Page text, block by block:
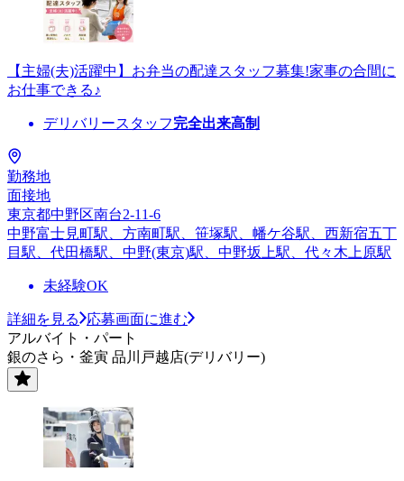
【主婦(夫)活躍中】お弁当の配達スタッフ募集!家事の合間に
お仕事できる♪
デリバリースタッフ完全出来高制
勤務地
面接地
東京都中野区南台2-11-6
中野富士見町駅、方南町駅、笹塚駅、幡ケ谷駅、西新宿五丁
目駅、代田橋駅、中野(東京)駅、中野坂上駅、代々木上原駅
未経験OK
詳細を見る
応募画面に進む
アルバイト・パート
銀のさら・釜寅 品川戸越店(デリバリー)